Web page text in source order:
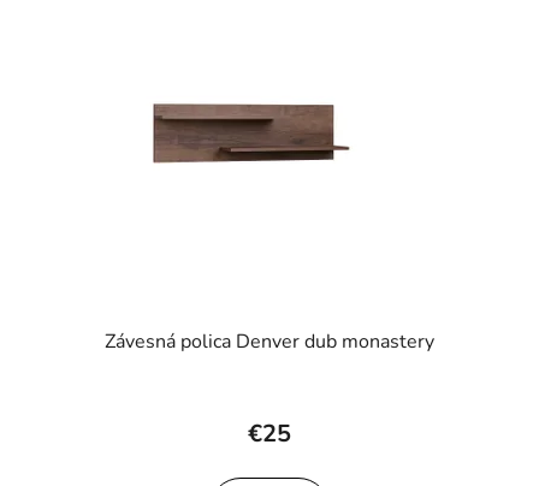
Závesná polica Denver dub monastery
€25